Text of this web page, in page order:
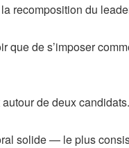
recomposition du
que de s’imposer
de deux candidats.
solide — le plus